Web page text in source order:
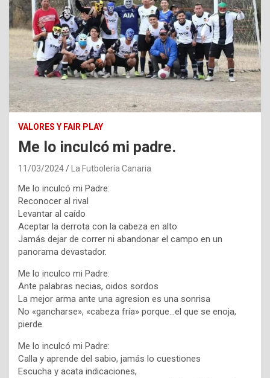
VALORES Y FAIR PLAY
Me lo inculcó mi padre.
11/03/2024 La Futbolería Canaria
Me lo inculcó mi Padre:
Reconocer al rival
Levantar al caído
Aceptar la derrota con la cabeza en alto
Jamás dejar de correr ni abandonar el campo en un
panorama devastador.
Me lo inculco mi Padre:
Ante palabras necias, oidos sordos
La mejor arma ante una agresion es una sonrisa
No «gancharse», «cabeza fría» porque…el que se enoja,
pierde.
Me lo inculcó mi Padre:
Calla y aprende del sabio, jamás lo cuestiones
Escucha y acata indicaciones,